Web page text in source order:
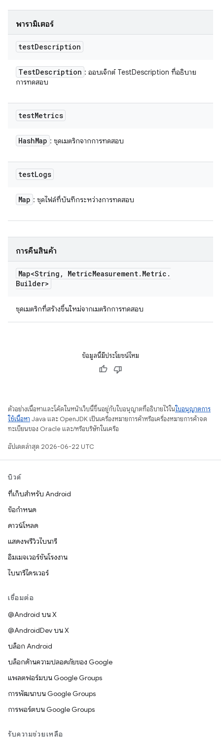
พารามิเตอร์
testDescription
TestDescription : ออบเจ็กต์ TestDescription ที่อธิบาย
การทดสอบ
testMetrics
HashMap : ชุดเมตริกจากการทดสอบ
testLogs
Map : ชุดไฟล์ที่บันทึกระหว่างการทดสอบ
การคืนสินค้า
Map<String , MetricMeasurement. Metric .
Builder>
ชุดเมตริกที่สร้างขึ้นใหม่จากเมตริกการทดสอบ
ข้อมูลนี้มีประโยชน์ไหม
ตัวอย่างเนื้อหาและโค้ดในหน้าเว็บนี้ขึ้นอยู่กับใบอนุญาตที่อธิบายไว้ในใบอนุญาตการ
ใช้เนื้อหา Java และ OpenJDK เป็นเครื่องหมายการค้าหรือเครื่องหมายการค้าจด
ทะเบียนของ Oracle และ/หรือบริษัทในเครือ
อัปเดตล่าสุด 2026-06-22 UTC
บิวด์
ที่เก็บสำหรับ Android
ข้อกำหนด
ดาวน์โหลด
แสดงพรีวิวไบนารี
อิมเมจเวอร์ชันโรงงาน
ไบนารีไดรเวอร์
เชื่อมต่อ
@Android บน X
@AndroidDev บน X
บล็อก Android
บล็อกด้านความปลอดภัยของ Google
แพลตฟอร์มบน Google Groups
การพัฒนาบน Google Groups
การพอร์ตบน Google Groups
รับความช่วยเหลือ